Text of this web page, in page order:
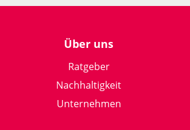
Über uns
Ratgeber
Nachhaltigkeit
Unternehmen